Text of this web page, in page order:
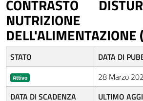
CONTRASTO
DELL'ALIMENTAZIONE
STATO DATA DI
Attivo
28 Marzo
DATA DI SCADENZA
ULTIMO